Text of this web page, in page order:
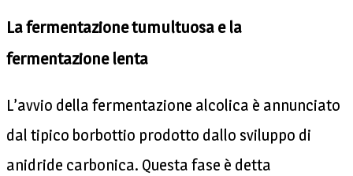
La fermentazione tumultuosa e la
fermentazione lenta
L’avvio della fermentazione alcolica è annunciato
dal tipico borbottio prodotto dallo sviluppo di
anidride carbonica. Questa fase è detta